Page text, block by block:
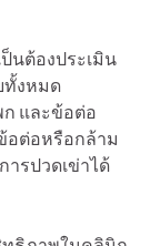
นต้องประเมิน
ทั้งหมด
ก และข้อต่อ
อต่อหรือกล้าม
ารปวดเข่าได้